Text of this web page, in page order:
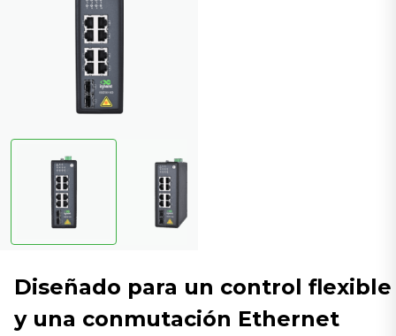
Diseñado para un control flexible
y una conmutación Ethernet